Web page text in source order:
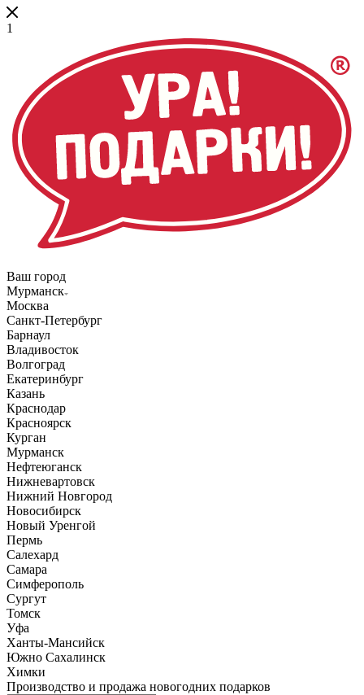
1
Ваш город
Мурманск
Москва
Санкт-Петербург
Барнаул
Владивосток
Волгоград
Екатеринбург
Казань
Краснодар
Красноярск
Курган
Мурманск
Нефтеюганск
Нижневартовск
Нижний Новгород
Новосибирск
Новый Уренгой
Пермь
Салехард
Самара
Симферополь
Сургут
Томск
Уфа
Ханты-Мансийск
Южно Сахалинск
Химки
Производство и продажа новогодних подарков